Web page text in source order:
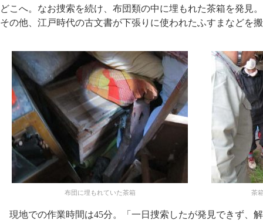
どこへ。なお捜索を続け、布団類の中に埋もれた茶箱を発見
その他、江戸時代の古文書が下張りに使われたふすまなどを
布団に埋もれていた茶箱 茶
現地での作業時間は45分。「一日捜索したが発見できず、